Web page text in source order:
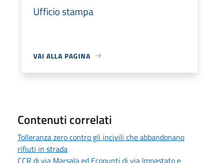
Ufficio stampa
VAI ALLA PAGINA
Contenuti correlati
Tolleranza zero contro gli incivili che abbandonano
rifiuti in strada
CCR di via Marsala ed Ecopunti di via Impastato e